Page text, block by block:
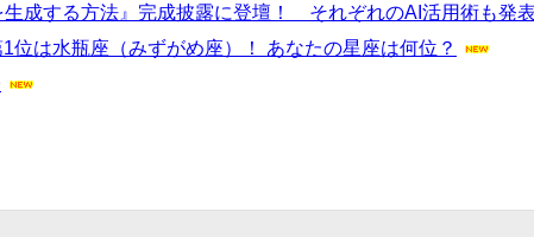
成する方法』完成披露に登壇！ それぞれのAI活用術も発
は水瓶座（みずがめ座）！ あなたの星座は何位？